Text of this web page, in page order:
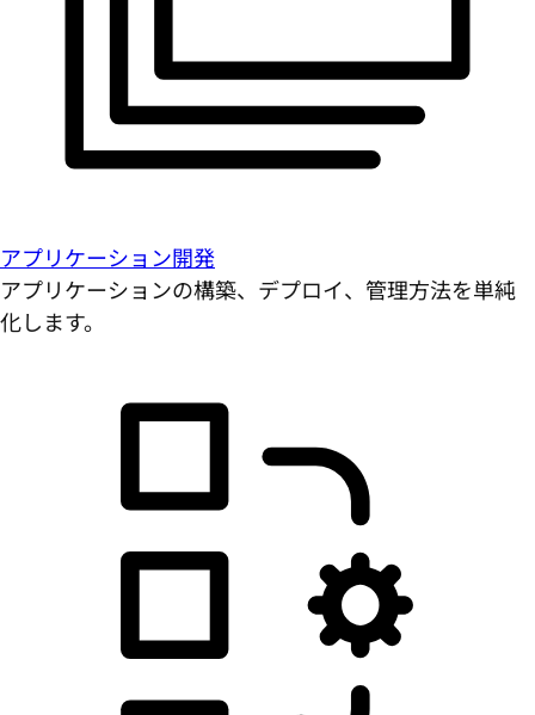
アプリケーション開発
アプリケーションの構築、デプロイ、管理方法を単純
化します。